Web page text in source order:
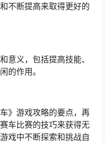
不断提高来取得更好的
意义，包括提高技能、
的作用。
》游戏攻略的要点，再
车比赛的技巧来获得无
戏中不断探索和挑战自